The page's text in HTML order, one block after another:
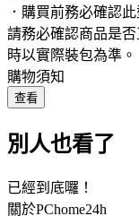
．購買前務必確認
請務必確認商品是
時以實際裝包為準。
購物須知
查看
別人也看了
已經到底囉！
關於PChome24h